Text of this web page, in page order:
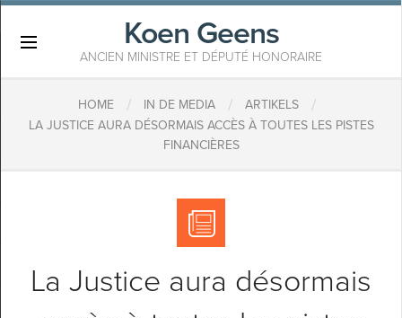
Koen Geens
ANCIEN MINISTRE ET DÉPUTÉ HONORAIRE
HOME / IN DE MEDIA / ARTIKELS /
LA JUSTICE AURA DÉSORMAIS ACCÈS À TOUTES LES PISTES
FINANCIÈRES
La Justice aura désormais